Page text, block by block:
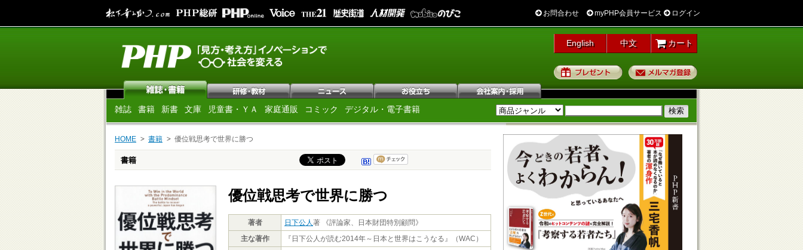
お問合わせ myPHP会員サービス ログイン
English 中文 カート
プレゼント
雑誌 書籍 新書 文庫 児童書・ＹＡ 家庭通販 コミック デジタル・電子書籍
HOME 書籍 優位戦思考で世界に勝つ
書籍
優位戦思考で世界に勝つ
著者 日下公人著 《評論家、日本財団特別顧問》
主な著作
『日下公人が読む2014年～日本と世界はこうなる』（WAC）